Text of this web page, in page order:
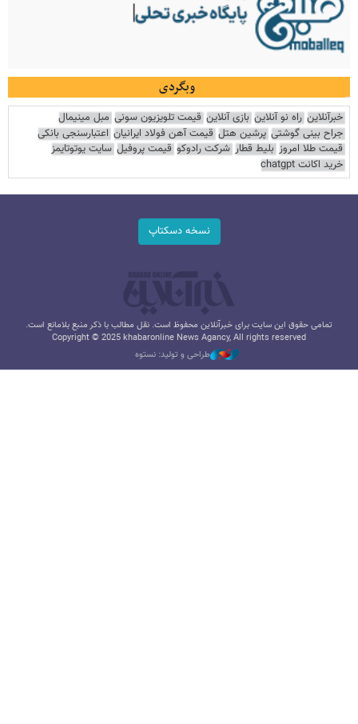
وبگردی
خبرآنلاین راه نو آنلاین بازی آنلاین قیمت تلویزیون سونی مبل مینیمال
جراح بینی گوشتی پرشین هتل قیمت آهن فولاد ایرانیان اعتبارسنجی بانکی
قیمت طلا امروز بلیط قطار شرکت رادوکو قیمت پروفیل سایت یوتوتایمز
خرید اکانت chatgpt
نسخه دسکتاپ
تمامی حقوق این سایت برای خبرآنلاین محفوظ است. نقل مطالب با ذکر منبع بلامانع است.
Copyright © 2025 khabaronline News Agancy, All rights reserved
طراحی و تولید: نستوه